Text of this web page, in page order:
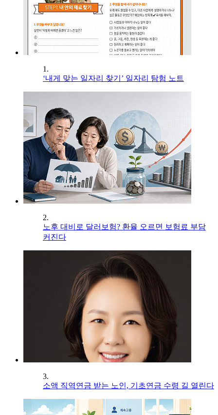
1.
‘내게 맞는 일자리 찾기’ 일자리 탐험 노트
2.
노후 대비로 달러보험? 환율 오르면 보험료 부담
커진다
3.
소액 직역연금 받는 노인, 기초연금 수령 길 열린다